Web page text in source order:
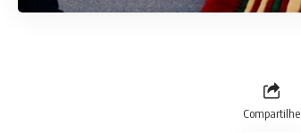
Compartilhe